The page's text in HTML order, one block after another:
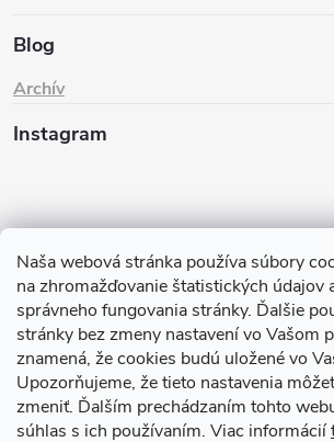
Naša webová stránka používa súbory
na zhromažďovanie štatistických údajov
správneho fungovania stránky. Ďalšie
stránky bez zmeny nastavení vo Vašom
znamená, že cookies budú uložené vo
Upozorňujeme, že tieto nastavenia
zmeniť. Ďalším prechádzaním tohto
súhlas s ich používaním. Viac informácií
Blog
Archív
Instagram
Sledovať na Instagrame
TIk Tok Instagram